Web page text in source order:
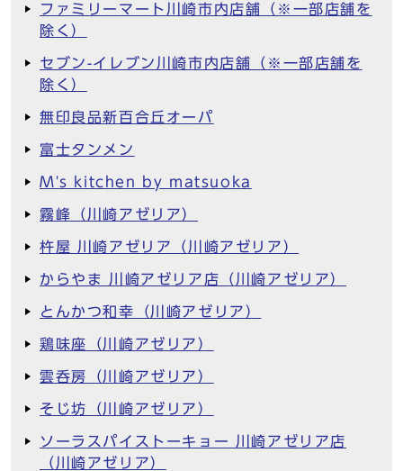
ファミリーマート川崎市内店舗（※一部店舗を
除く）
セブン-イレブン川崎市内店舗（※一部店舗を
除く）
無印良品新百合丘オーパ
富士タンメン
M's kitchen by matsuoka
霧峰（川崎アゼリア）
杵屋 川崎アゼリア（川崎アゼリア）
からやま 川崎アゼリア店（川崎アゼリア）
とんかつ和幸（川崎アゼリア）
鶏味座（川崎アゼリア）
雲呑房（川崎アゼリア）
そじ坊（川崎アゼリア）
ソーラスパイストーキョー 川崎アゼリア店
（川崎アゼリア）